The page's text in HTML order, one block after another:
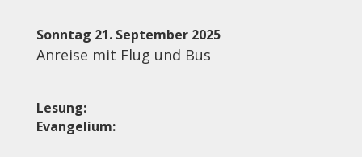
Sonntag 21. September 2025
Anreise mit Flug und Bus
Lesung:
Evangelium: